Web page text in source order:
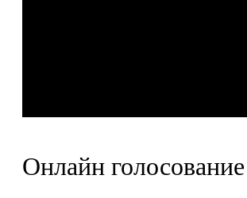
Онлайн голосование